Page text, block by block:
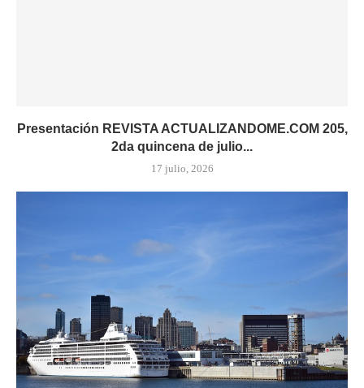
Presentación REVISTA ACTUALIZANDOME.COM 205,
2da quincena de julio...
17 julio, 2026